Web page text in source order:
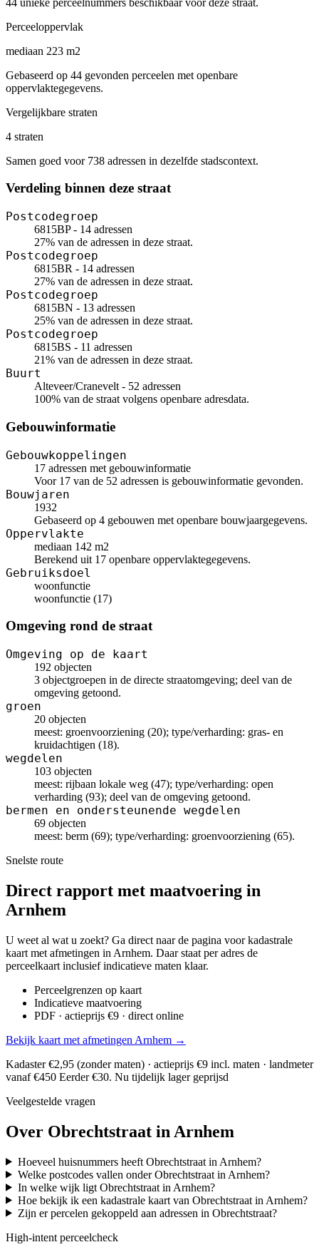
Perceeloppervlak
mediaan 223 m2
Gebaseerd op 44 gevonden perceelen met openbare
oppervlaktegegevens.
Vergelijkbare straten
4 straten
Samen goed voor 738 adressen in dezelfde stadscontext.
Verdeling binnen deze straat
Postcodegroep
6815BP - 14 adressen
27% van de adressen in deze straat.
Postcodegroep
6815BR - 14 adressen
27% van de adressen in deze straat.
Postcodegroep
6815BN - 13 adressen
25% van de adressen in deze straat.
Postcodegroep
6815BS - 11 adressen
21% van de adressen in deze straat.
Buurt
Alteveer/Cranevelt - 52 adressen
100% van de straat volgens openbare adresdata.
Gebouwinformatie
Gebouwkoppelingen
17 adressen met gebouwinformatie
Voor 17 van de 52 adressen is gebouwinformatie gevonden.
Bouwjaren
1932
Gebaseerd op 4 gebouwen met openbare bouwjaargegevens.
Oppervlakte
mediaan 142 m2
Berekend uit 17 openbare oppervlaktegegevens.
Gebruiksdoel
woonfunctie
woonfunctie (17)
Omgeving rond de straat
Omgeving op de kaart
192 objecten
3 objectgroepen in de directe straatomgeving; deel van de
omgeving getoond.
groen
20 objecten
meest: groenvoorziening (20); type/verharding: gras- en
kruidachtigen (18).
wegdelen
103 objecten
meest: rijbaan lokale weg (47); type/verharding: open
verharding (93); deel van de omgeving getoond.
bermen en ondersteunende wegdelen
69 objecten
meest: berm (69); type/verharding: groenvoorziening (65).
Snelste route
Direct rapport met maatvoering in
Arnhem
U weet al wat u zoekt? Ga direct naar de pagina voor kadastrale
kaart met afmetingen in Arnhem. Daar staat per adres de
perceelkaart inclusief indicatieve maten klaar.
Perceelgrenzen op kaart
Indicatieve maatvoering
PDF · actieprijs €9 · direct online
Bekijk kaart met afmetingen Arnhem →
Kadaster €2,95 (zonder maten) · actieprijs €9 incl. maten · landmeter
vanaf €450 Eerder €30. Nu tijdelijk lager geprijsd
Veelgestelde vragen
Over Obrechtstraat in Arnhem
Hoeveel huisnummers heeft Obrechtstraat in Arnhem?
Welke postcodes vallen onder Obrechtstraat in Arnhem?
In welke wijk ligt Obrechtstraat in Arnhem?
Hoe bekijk ik een kadastrale kaart van Obrechtstraat in Arnhem?
Zijn er percelen gekoppeld aan adressen in Obrechtstraat?
High-intent perceelcheck